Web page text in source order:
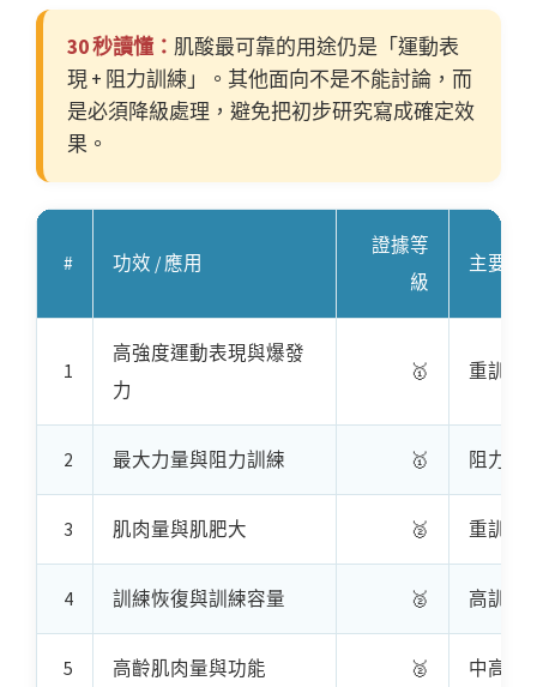
30 秒讀懂： 肌酸最可靠的用途仍是「運動表
現 + 阻力訓練」。其他面向不是不能討論，而
是必須降級處理，避免把初步研究寫成確定效
果。
# 功效 / 應用
證據等
級
主要族
1
高強度運動表現與爆發
力
🥇 重訓者
2 最大力量與阻力訓練 🥇 阻力訓
3 肌肉量與肌肥大 🥈 重訓族
4 訓練恢復與訓練容量 🥈 高訓練
5 高齡肌肉量與功能 🥈 中高齡